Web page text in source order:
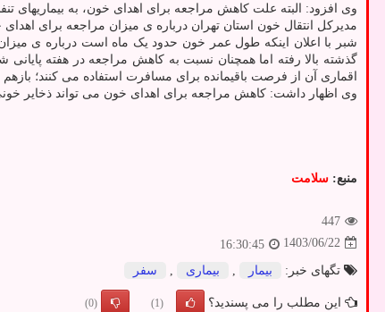
وی افزود: البته علت کاهش مراجعه برای اهدای خون، به
مدیرکل انتقال خون استان تهران درباره ی میزان مراجعه برای
گذشته بالا رفته اما همچنان نسبت به کاهش مراجعه در هفته
اقماری آن از فرصت باقیمانده برای مسافرت استفاده می کنند؛
وی اظهار داشت: کاهش مراجعه برای اهدای خون می تواند ذخایر
منبع: سلامت
447
1403/06/22
16:30:45
تگهای خبر:
بیمار بیماری سفر
این مطلب را می پسندید؟ (1)
(0)